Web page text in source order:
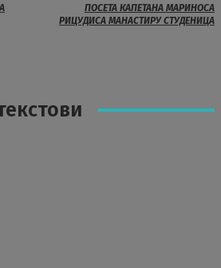
ПОСЕТА КАПЕТАНА МАРИНОСА
РИЦУДИСА МАНАСТИРУ СТУДЕНИЦА